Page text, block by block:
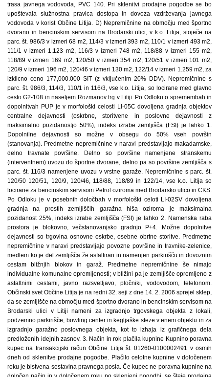
trasa javnega vodovoda, PVC 140. Pri sklenitvi prodajne pogodbe se bo
upoštevala služnostna pravica dostopa in dovoza vzdrževanja javnega
vodovoda v korist Občine Litija. D) Nepremičnine na območju med športno
dvorano in bencinskim servisom na Brodarski ulici, v k.o. Litija, stoječe na
parc. št. 986/3 v izmeri 68 m2, 114/3 v izmeri 393 m2, 110/1 v izmeri 493 m2,
111/1 v izmeri 1.123 m2, 116/3 v izmeri 748 m2, 118/88 v izmeri 155 m2,
118/89 v izmeri 169 m2, 120/50 v izmeri 354 m2, 120/51 v izmeri 101 m2,
120/9 v izmeri 196 m2, 120/46 v izmeri 130 m2, 122/14 v izmeri 1.259 m2, za
izklicno ceno 177,000.000 SIT (z vključenim 20% DDV). Nepremičnine s
parc. št. 986/3, 114/3, 110/1 in 116/3, vse k.o. Litija, so locirane med glavno
cesto G2-108 in naseljem Rozmanov trg v Litiji. Po Odloku o spremembah in
dopolnitvah PUP je v morfološki celosti LI-05C dovoljena gradnja objektov
centralne dejavnosti (oskrbne, storitvene in poslovne dejavnosti z
maksimalno pozidanostjo 50%), indeks izrabe zemljišča (FSI) je lahko 1.
Dopolnilne dejavnosti so možne v obsegu do 50% vseh površin
(stanovanja). Predmetne nepremičnine v naravi predstavljajo makadamske,
delno travnate površine. Delno so površine namenjene stranskemu
(interventnem) uvozu do športne dvorane, delno pa so površine zemljišča s
parc. št. 116/3 namenjene uvozu v vrstne garaže. Nepremičnine s parc. št.
120/50 120/51, 120/9, 120/46, 118/88, 118/89 in 122/14, vse k.o. Litija so
locirane za bencinskim servisom Petrol oziroma med Brodarsko ulico in CKS.
Po Odloku je v posebnih določbah v morfološki celoti LI-02SV dovoljena
gradnja na prostih zemljiščih garažna hiša oziroma je maksimalna
pozidanost 25%, indeks izrabe zemljišča (FSI) je lahko 2. Namenska raba
prostora je blokovno, večstanovanjsko gradnjo P+4. Možne dopolnitve
dejavnosti so trgovina osnovne oskrbe, osebne obrtne storitve. Predmetne
nepremičnine v naravi predstavljajo povozne površine in travnike-zelenice,
medtem ko je del zemljišča že asfaltiran in namenjen parkirišču in dovoznim
cestam bližnjih blokov in garaž. Predmetne nepremičnine še nimajo
individualne komunalne opremljenosti; v bližini pa je zemljišče opremljeno z
asfaltnimi cestami, javno razsvetljavo, pločniki, vodovodom, telefonom.
Občinski svet Občine Litija je na redni 32. seji z dne 14. 2. 2006 sprejel sklep,
da se zemljišče na območju med športno dvorano in bencinskim servisom na
Brodarski ulici v Litiji nameni za izgradnjo trgovskega objekta z lokali,
podzemno parkirišče, bowling center in kegljaške steze v enem objektu in za
izgradnjo garažno poslovnega objekta, kot to izhaja iz grafičnega dela
predloženih idejnih zasnov. 3. Način in rok plačila kupnine Kupnino poravna
kupec na transakcijski račun Občine Litija št. 01260-0100002491 v osmih
dneh od sklenitve prodajne pogodbe. Plačilo celotne kupnine v določenem
roku je bistvena sestavina pravnega posla. Če kupec ne poravna kupnine na